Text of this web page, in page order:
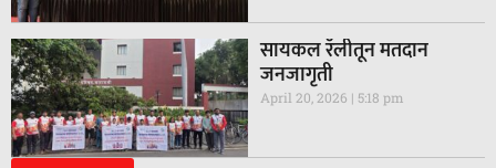
सायकल रॅलीतून मतदान
जनजागृती
April 20, 2026 5:18 pm